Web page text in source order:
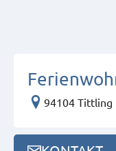
94104 Tittling